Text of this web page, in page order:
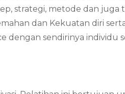
strategi, metode dan juga
dan Kekuatan diri
dengan sendirinya individu